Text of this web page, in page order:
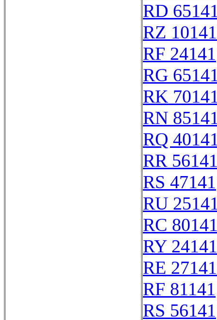
RD
RZ 10141
RF 24141
RG
RK
RN
RQ
RR
RS 47141
RU
RC
RY 24141
RE 27141
RF 81141
RS 56141